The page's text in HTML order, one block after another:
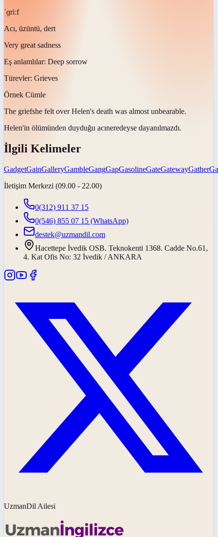
ˈɡriːf
Acı, üzüntü, dert
Very great sadness
Eş anlamlılar: Deep sorrow
Türevler: Grieves
Örnek Cümle
The griefshe felt over Helen's death was almost unbearable.
Helen'in ölümünden duyduğu acıneredeyse dayanılmazdı.
İlgili Kelimeler
GadgetGainGalleryGambleGangGapGasolineGateGatewayGather
İletişim Merkezi (09.00 - 22.00)
0(312) 911 37 15
0(546) 855 07 15 (WhatsApp)
destek@uzmandil.com
Hacettepe İvedik OSB. Teknokenti 1368. Cadde No.61,
4. Kat Ofis No: 32 İvedik / ANKARA
UzmanDil Ailesi